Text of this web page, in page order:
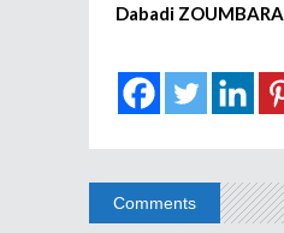
Dabadi ZOUMBARA
Comments